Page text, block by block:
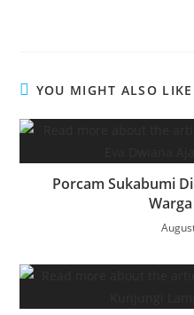
YOU MIGHT ALSO LIKE
Porcam Sukabumi